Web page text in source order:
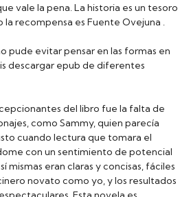
vale la pena. La historia es un tesoro
recompensa es Fuente Ovejuna .
pude evitar pensar en las formas en
descargar epub de diferentes
del libro fue la falta de
como Sammy, quien parecía
cuando lectura que tomara el
con un sentimiento de potencial
mismas eran claras y concisas, fáciles
novato como yo, y los resultados